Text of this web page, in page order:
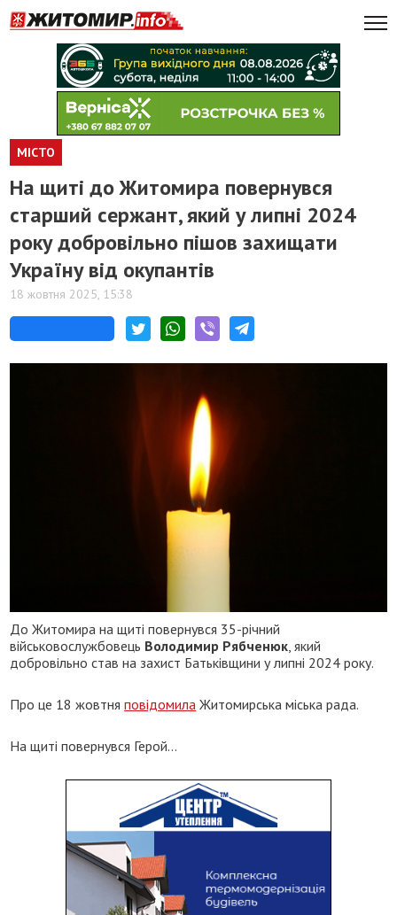
МІСТО
На щиті до Житомира повернувся
старший сержант, який у липні 2024
року добровільно пішов захищати
Україну від окупантів
18 жовтня 2025, 15:38
До Житомира на щиті повернувся 35-річний
військовослужбовець Володимир Рябченюк , який
добровільно став на захист Батьківщини у липні 2024 року.
Про це 18 жовтняповідомила Житомирська міська рада.
На щиті повернувся Герой...